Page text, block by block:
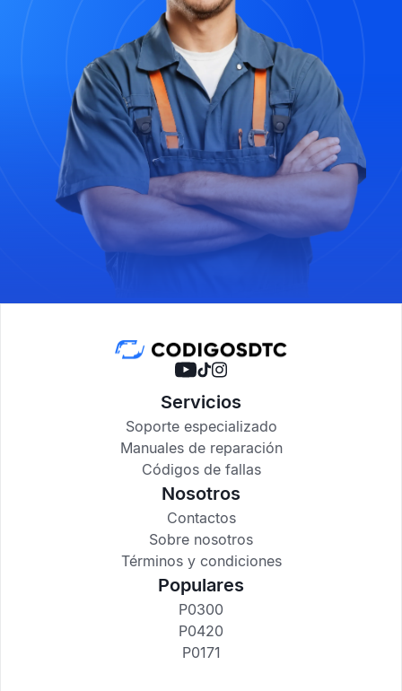
Servicios
Soporte especializado
Manuales de reparación
Códigos de fallas
Nosotros
Contactos
Sobre nosotros
Términos y condiciones
Populares
P0300
P0420
P0171